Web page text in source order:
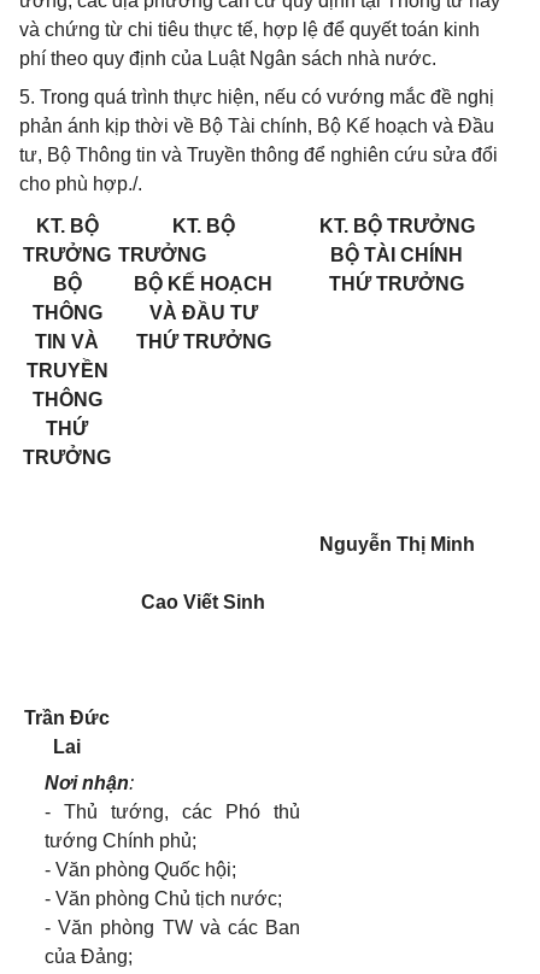
và chứng từ chi tiêu thực tế, hợp lệ để quyết toán kinh
phí theo quy định của Luật Ngân sách nhà nước.
5. Trong quá trình thực hiện, nếu có vướng mắc đề nghị
phản ánh kịp thời về Bộ Tài chính, Bộ Kế hoạch và Đầu
tư, Bộ Thông tin và Truyền thông để nghiên cứu sửa đổi
cho phù hợp./.
KT. BỘ
TRƯỞNG
BỘ
THÔNG
TIN VÀ
TRUYỀN
THÔNG
THỨ
TRƯỞNG
Trần Đức
Lai
KT. BỘ
TRƯỞNG
BỘ KẾ HOẠCH
VÀ ĐẦU TƯ
THỨ TRƯỞNG
Cao Viết Sinh
KT. BỘ TRƯỞNG
BỘ TÀI CHÍNH
THỨ TRƯỞNG
Nguyễn Thị Minh
Nơi nhận:
- Thủ tướng, các Phó thủ
tướng Chính phủ;
- Văn phòng Quốc hội;
- Văn phòng Chủ tịch nước;
- Văn phòng TW và các Ban
của Đảng;